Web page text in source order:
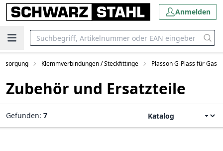
Anmelden
Klemmverbindungen / Steckfittinge Plasson G-Plass für Gas
Zubehör und Ersatzteile
Gefunden: 7